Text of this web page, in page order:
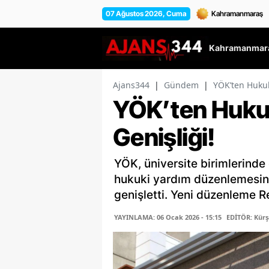
07 Ağustos 2026, Cuma
Ajans344 | Gündem | YÖK’ten
YÖK’ten
Genişliği!
YÖK, üniversite birimlerinde
hukuki yardım
genişletti. Yeni düzenleme
YAYINLAMA: 06 Ocak 2026 - 15:15 EDİTÖR: